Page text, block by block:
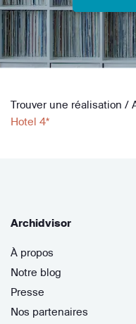
Trouver une réalisation /
Hotel 4*
Archidvisor
À propos
Notre blog
Presse
Nos partenaires